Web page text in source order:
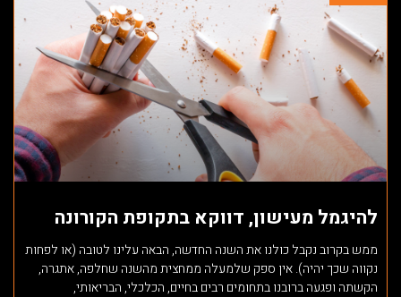
להיגמל מעישון, דווקא בתקופת הקורונה
ממש בקרוב נקבל כולנו את השנה החדשה, הבאה עלינו לטובה (או לפחות
נקווה שכך יהיה). אין ספק שלמעלה ממחצית מהשנה שחלפה, אתגרה,
הקשתה ופגעה ברובנו בתחומים רבים בחיים, הכלכלי, הבריאותי,